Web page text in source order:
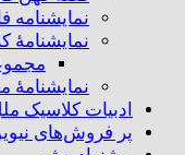
نمایشنامه
نمایشنامهٔ
نمایشنامهٔ
ادبیات کلاسیک
پر فروش‌های